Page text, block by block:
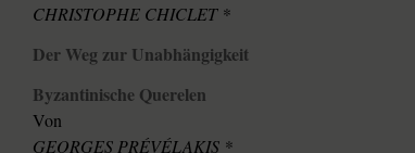
CHRISTOPHE CHICLET *
Der Weg zur Unabhängigkeit
Byzantinische Querelen
Von
GEORGES PRÉVÉLAKIS *